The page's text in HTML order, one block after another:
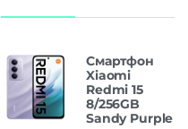
Смартфон
Xiaomi
Redmi 15
8/256GB
Sandy Purple